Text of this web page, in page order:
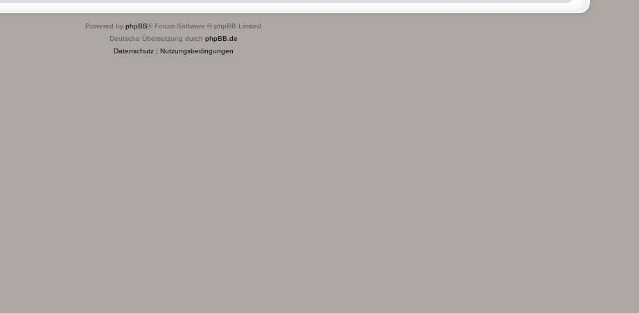
Powered by phpBB® Forum Software © phpBB Limited
Deutsche Übersetzung durch phpBB.de
Datenschutz| Nutzungsbedingungen